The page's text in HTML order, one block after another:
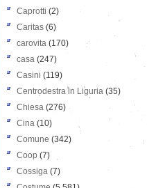
Caprotti (2)
Caritas (6)
carovita (170)
casa (247)
Casini (119)
Centrodestra in Liguria (35)
Chiesa (276)
Cina (10)
Comune (342)
Coop (7)
Cossiga (7)